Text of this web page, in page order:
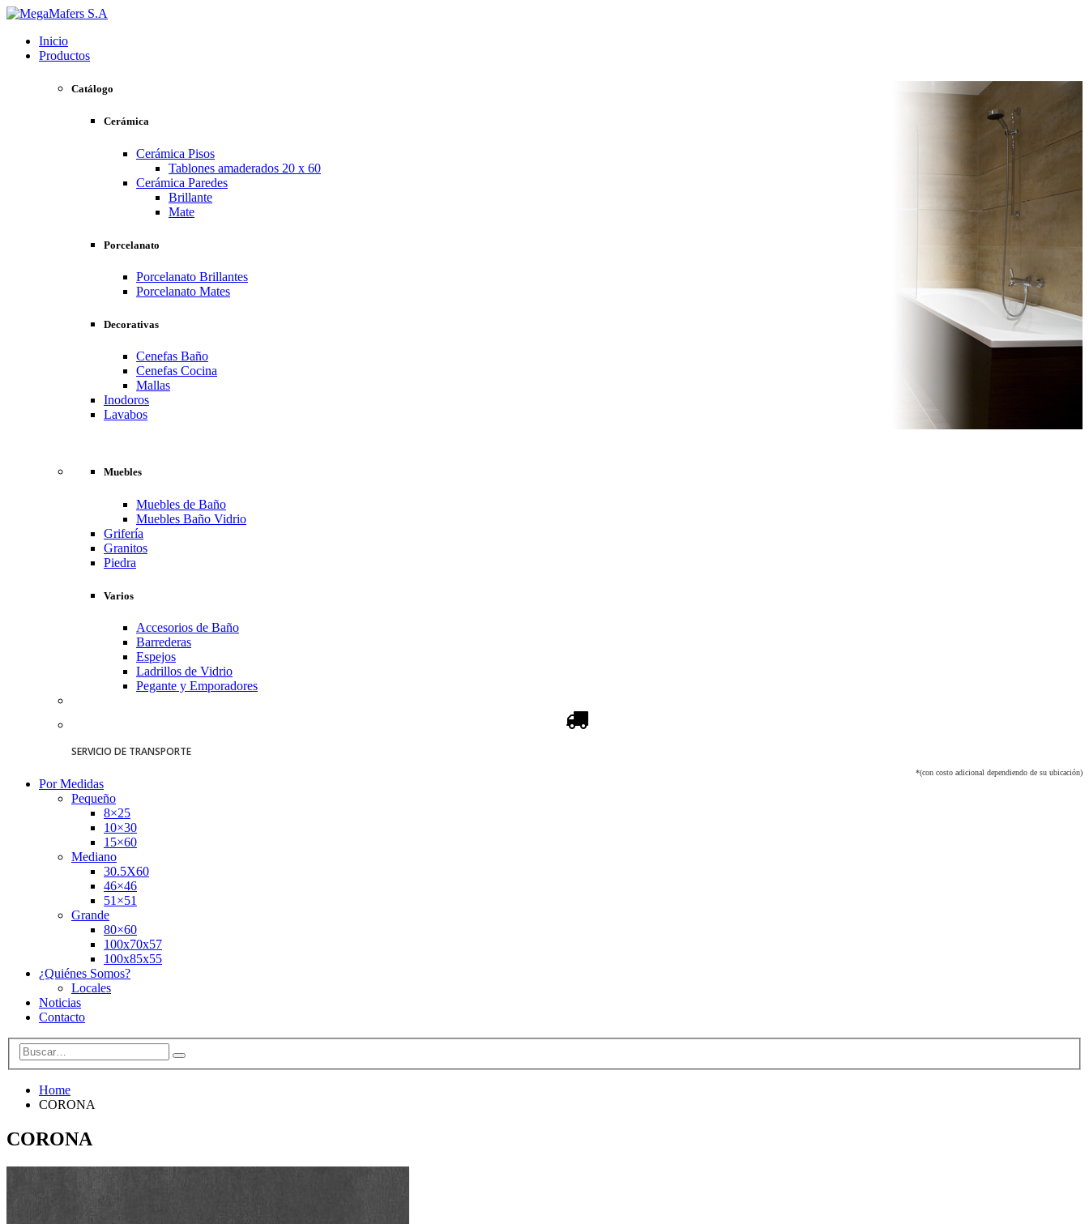
Inicio
Productos
Catálogo
Cerámica
Cerámica Pisos
Tablones amaderados 20 x 60
Cerámica Paredes
Brillante
Mate
Porcelanato
Porcelanato Brillantes
Porcelanato Mates
Decorativas
Cenefas Baño
Cenefas Cocina
Mallas
Inodoros
Lavabos
Muebles
Muebles de Baño
Muebles Baño Vidrio
Grifería
Granitos
Piedra
Varios
Accesorios de Baño
Barrederas
Espejos
Ladrillos de Vidrio
Pegante y Emporadores
SERVICIO DE TRANSPORTE
*(con costo adicional dependiendo de su ubicación)
Por Medidas
Pequeño
8×25
10×30
15×60
Mediano
30.5X60
46×46
51×51
Grande
80×60
100x70x57
100x85x55
¿Quiénes Somos?
Locales
Noticias
Contacto
Home
CORONA
CORONA